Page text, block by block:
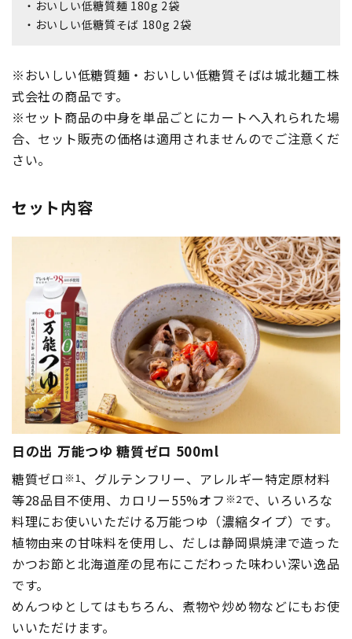
・おいしい低糖質麺 180g 2袋
・おいしい低糖質そば 180g 2袋
※おいしい低糖質麺・おいしい低糖質そばは城北麺工株
式会社の商品です。
※セット商品の中身を単品ごとにカートへ入れられた場
合、セット販売の価格は適用されませんのでご注意くだ
さい。
セット内容
日の出 万能つゆ 糖質ゼロ 500ml
糖質ゼロ ※1、グルテンフリー、アレルギー特定原材料
等28品目不使用、カロリー55%オフ ※2で、いろいろな
料理にお使いいただける万能つゆ（濃縮タイプ）です。
植物由来の甘味料を使用し、だしは静岡県焼津で造った
かつお節と北海道産の昆布にこだわった味わい深い逸品
です。
めんつゆとしてはもちろん、煮物や炒め物などにもお使
いいただけます。